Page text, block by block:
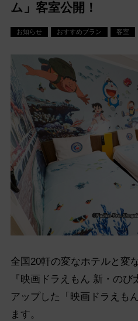
ム」客室公開！
お知らせ おすすめプラン 客室
全国20軒の変なホテルと変
『映画ドラえもん 新・の
アップした「映画ドラえも
ます。